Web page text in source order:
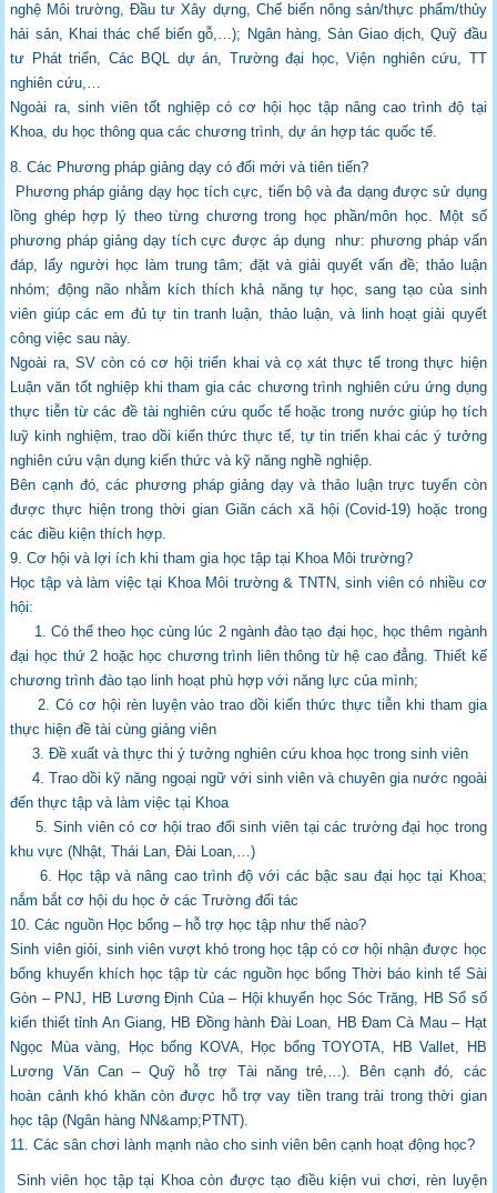
nghệ Môi trường, Đầu tư Xây dựng, Chế biến nông sản/thực phẩm/thủy
hải sản, Khai thác chế biến gỗ,…); Ngân hàng, Sàn Giao dịch, Quỹ đầu
tư Phát triển, Các BQL dự án, Trường đại học, Viện nghiên cứu, TT
nghiên cứu,…
Ngoài ra, sinh viên tốt nghiệp có cơ hội học tập nâng cao trình độ tại
Khoa, du học thôngqua các chương trình, dự án hợp tác quốc tế.
8. Các Phương pháp giảng dạy có đổi mới và tiên tiến?
Phương pháp giảng dạy học tích cực, tiến bộ và đa dạng được sử dụng
lồng ghép hợp lý theo từng chương trong học phần/môn học. Một số
phương pháp giảng dạy tích cực được áp dụng như: phương pháp vấn
đáp, lấy người học làm trung tâm; đặt và giải quyết vấn đề; thảo luận
nhóm; động não nhằm kích thích khả năng tự học, sang tạo của sinh
viên giúp các em đủ tự tin tranh luận, thảo luận, và linh hoạt giải quyết
công việc sau này.
Ngoài ra, SV còn có cơ hội triển khai và cọ xát thực tế trong thực hiện
Luận văn tốtnghiệp khi tham gia các chương trình nghiên cứu ứng dụng
thực tiễn từ các đề tài nghiêncứu quốc tế hoặc trong nước giúp họ tích
luỹ kinh nghiệm, trao dồi kiến thức thực tế, tựtin triển khai các ý tưởng
nghiên cứu vận dụng kiến thức và kỹ năng nghề nghiệp.
Bên cạnh đó, các phương pháp giảng dạy và thảo luận trực tuyến còn
được thực hiệntrong thời gian Giãn cách xã hội (Covid-19) hoặc trong
các điều kiện thích hợp.
9. Cơ hội và lợi ích khi tham gia học tập tại Khoa Môi trường?
Học tập và làm việc tại Khoa Môi trường & TNTN, sinh viên có nhiều cơ
hội:
1. Có thể theo học cùng lúc 2 ngành đào tạo đại học, học thêm ngành
đại học thứ 2 hoặc học chương trình liên thông từ hệ cao đẳng. Thiết kế
chương trình đào tạo linh hoạt phù hợp với năng lực của mình;
2. Có cơ hội rèn luyện vào trao dồi kiến thức thực tiễn khi tham gia
thực hiện đề tài cùnggiảng viên
3. Đề xuất và thực thi ý tưởng nghiên cứu khoa học trong sinh viên
4. Trao dồi kỹ năng ngoại ngữ với sinh viên và chuyên gia nước ngoài
đến thực tập và làmviệc tại Khoa
5. Sinh viên có cơ hội trao đổi sinh viên tại các trường đại học trong
khu vực (Nhật, Thái
Lan, Đài Loan,…)
6. Học tập và nâng cao trình độ với các bậc sau đại học tại Khoa;
nắm bắt cơ hội du học ởcác Trường đối tác
10. Các nguồn Học bổng – hỗ trợ học tập như thế nào?
Sinh viên giỏi, sinh viên vượt khó trong học tập có cơ hội nhận được học
bổng khuyến khích học tập từ các nguồn học bổng Thời báo kinh tế Sài
Gòn – PNJ, HB Lương Định Của – Hội khuyến học Sóc Trăng, HB Sổ số
kiến thiết tỉnh An Giang, HB Đồng hành Đài
Loan, HB Đam Cà Mau – Hạt
Ngọc Mùa vàng, Học bổng KOVA, Học bổng TOYOTA,
HB Vallet, HB
Lương Văn Can – Quỹ hỗ trợ Tài năng trẻ,…). Bên cạnh đó, các
hoàn cảnh khó khăn còn được hỗ trợ vay tiền trang trải trong thời gian
học tập (Ngân hàng NN&amp;PTNT).
11. Các sân chơi lành mạnh nào cho sinh viên bên cạnh hoạt động học?
Sinh viên học tập tại Khoa còn được tạo điều kiện vui chơi, rèn luyện